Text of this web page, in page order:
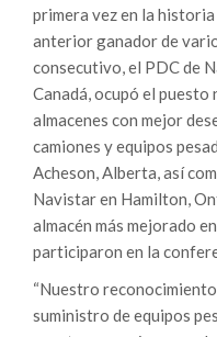
primera vez en la historia
anterior ganador de
consecutivo, el PDC de
Canadá, ocupó el puesto
almacenes con mejor
camiones y equipos
Acheson, Alberta, así
Navistar en Hamilton,
almacén más mejorado
participaron en la
“Nuestro
suministro de equipos